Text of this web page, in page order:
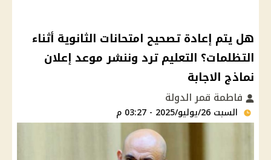
هل يتم إعادة تصحيح امتحانات الثانوية أثناء
التظلمات؟ التعليم ترد وننشر موعد إعلان
نماذج الاجابة
فاطمة قمر الدولة
السبت 26/يوليو/2025 - 03:27 م